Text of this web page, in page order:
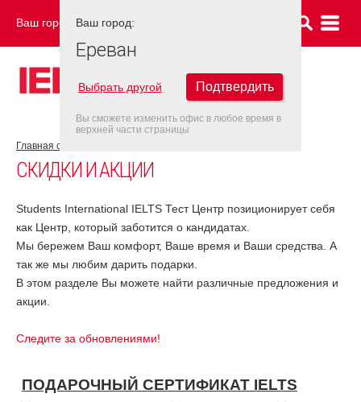
Ваш город: ЕРЕВАН
Главная страница
СКИДКИ И АКЦИИ
Students International IELTS Тест Центр позиционирует себя
как Центр, который заботится о кандидатах.
Мы бережем Ваш комфорт, Ваше время и Ваши средства. А
так же мы любим дарить подарки.
В этом разделе Вы можете найти различные предложения и
акции.
Следите за обновлениями!
ПОДАРОЧНЫЙ СЕРТИФИКАТ IELTS
Ваш город:
Ереван
Выбрать другой Подтвердить
Вы сможете изменить офис в любое время в
верхней части страницы